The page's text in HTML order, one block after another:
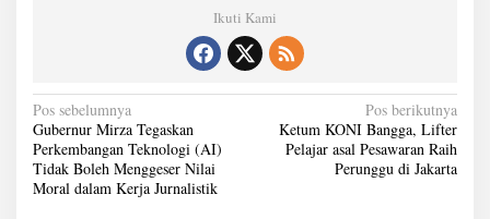
Ikuti Kami
N
a
v
Pos sebelumnya
Gubernur Mirza Tegaskan
Perkembangan Teknologi (AI)
Tidak Boleh Menggeser Nilai
Moral dalam Kerja Jurnalistik
Pos berikutnya
Ketum KONI Bangga, Lifter
Pelajar asal Pesawaran Raih
Perunggu di Jakarta